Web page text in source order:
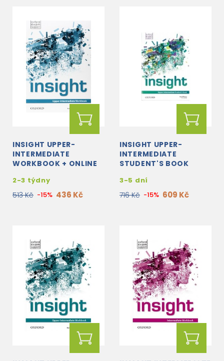
INSIGHT UPPER-
INTERMEDIATE
WORKBOOK + ONLINE
2-3 týdny
513 Kč -15% 436 Kč
INSIGHT UPPER-
INTERMEDIATE
STUDENT'S BOOK
3-5 dní
716 Kč -15% 609 Kč